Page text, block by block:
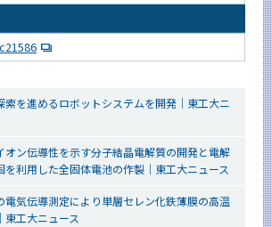
索を進めるロボットシステムを開発｜東工大ニ
オン伝導性を示す分子結晶電解質の開発と電解
を利用した全固体電池の作製｜東工大ニュース
電気伝導測定により単層セレン化鉄薄膜の高温
東工大ニュース